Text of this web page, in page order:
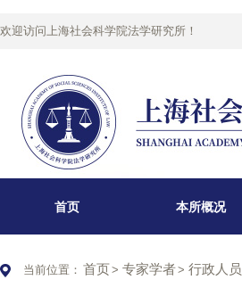
欢迎访问上海社会科学院法学研究所！
首页 本所概况
当前位置： 首页> 专家学者> 行政人员